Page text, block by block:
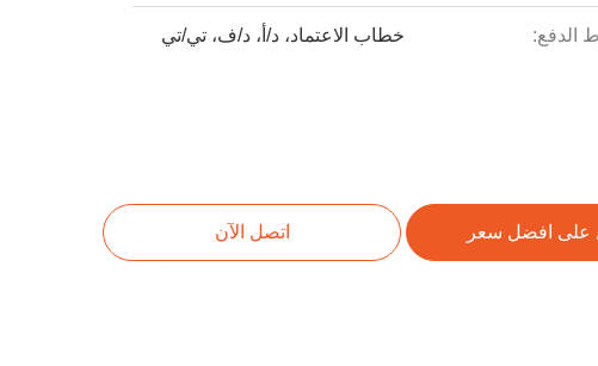
الدفع: خطاب الاعتماد، د/أ، د/ف، تي/تي
على افضل سعر اتصل الآن